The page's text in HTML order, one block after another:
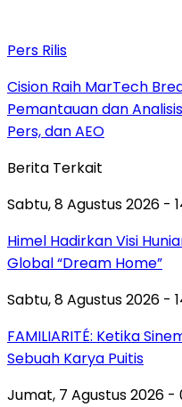
Pers Rilis
Cision Raih MarTech
Pemantauan dan
Pers, dan AEO
Berita Terkait
Sabtu, 8 Agustus 2026 -
Himel Hadirkan Visi
Global “Dream Home”
Sabtu, 8 Agustus 2026 -
FAMILIARITÉ: Ketika
Sebuah Karya Puitis
Jumat, 7 Agustus 2026 -